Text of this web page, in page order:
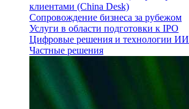
клиентами (China Desk)
Сопровождение бизнеса за рубежом
Услуги в области подготовки к IPO
Цифровые решения и технологии ИИ
Частные решения